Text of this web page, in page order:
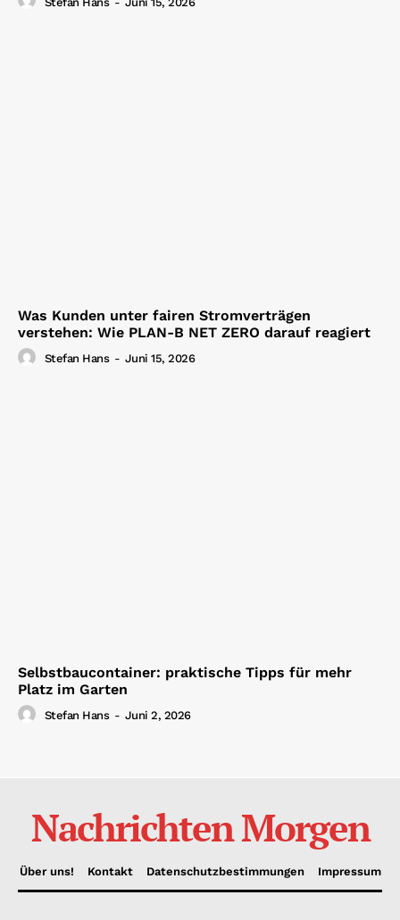
Was Kunden unter fairen Stromverträgen
verstehen: Wie PLAN-B NET ZERO darauf reagiert
Stefan Hans - Juni 15, 2026
Selbstbaucontainer: praktische Tipps für mehr
Platz im Garten
Stefan Hans - Juni 2, 2026
Nachrichten Morgen
Über uns! Kontakt Datenschutzbestimmungen Impressum